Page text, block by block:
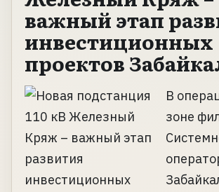
важный этап
инвестиционных
проектов
В
зоне